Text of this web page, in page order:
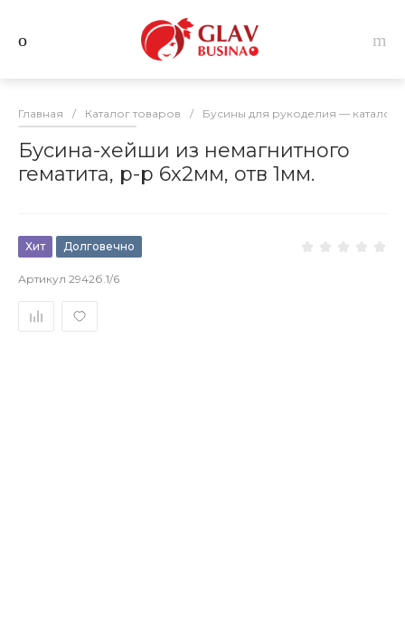
Главная / Каталог товаров / Бусины для рукоделия — каталог
Бусина-хейши из немагнитного
гематита, р-р 6х2мм, отв 1мм.
Хит Долговечно
Артикул 2942б.1/6